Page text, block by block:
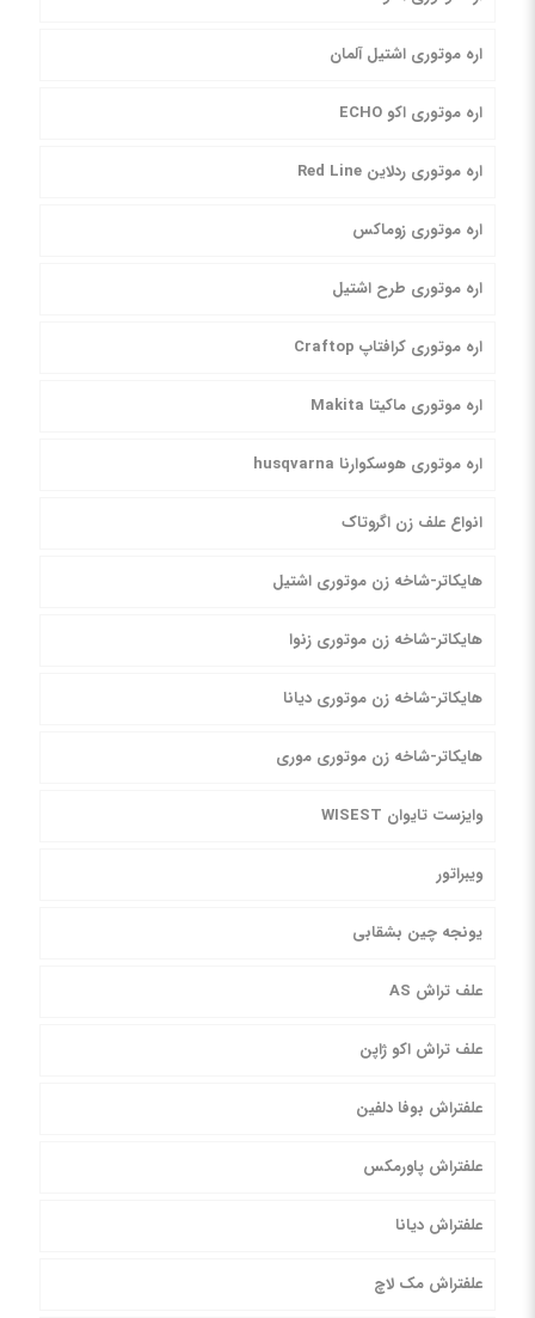
اره موتوری اشتیل آلمان
اره موتوری اکو ECHO
اره موتوری ردلاین Red Line
اره موتوری زوماکس
اره موتوری طرح اشتیل
اره موتوری کرافتاپ Craftop
اره موتوری ماکیتا Makita
اره موتوری هوسکوارنا husqvarna
انواع علف زن اگروتاک
هایکاتر-شاخه زن موتوری اشتیل
هایکاتر-شاخه زن موتوری زنوا
هایکاتر-شاخه زن موتوری دیانا
هایکاتر-شاخه زن موتوری موری
وایزست تایوان WISEST
ویبراتور
یونجه چین بشقابی
علف تراش AS
علف تراش اکو ژاپن
علفتراش بوفا دلفین
علفتراش پاورمکس
علفتراش دیانا
علفتراش مک لاچ